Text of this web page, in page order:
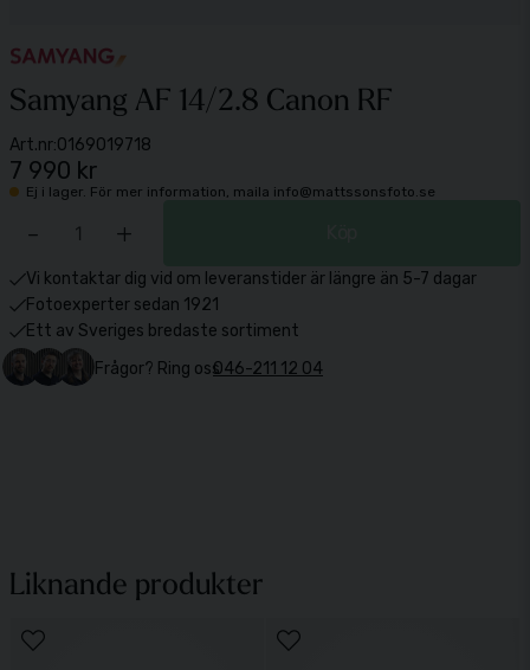
Samyang AF 14/2.8 Canon RF
Art.nr:0169019718
7 990 kr
Ej i lager. För mer information, maila info@mattssonsfoto.se
- +
Vi kontaktar dig vid om leveranstider är längre än 5-7 dagar
Fotoexperter sedan 1921
Ett av Sveriges bredaste sortiment
Frågor? Ring oss046-211 12 04
Liknande produkter